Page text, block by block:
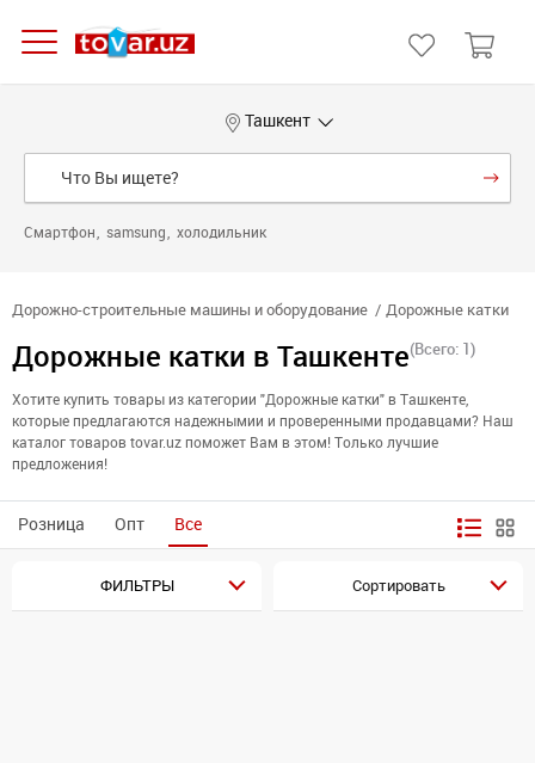
Ташкент
Смартфон samsung холодильник
Дорожно-строительные машины и оборудование Дорожные катки
Дорожные катки в Ташкенте(Всего: 1)
Хотите купить товары из категории "Дорожные катки" в Ташкенте,
которые предлагаются надежнымии и проверенными продавцами? Наш
каталог товаров tovar.uz поможет Вам в этом! Только лучшие
предложения!
Розница Опт Все
ФИЛЬТРЫ Сортировать